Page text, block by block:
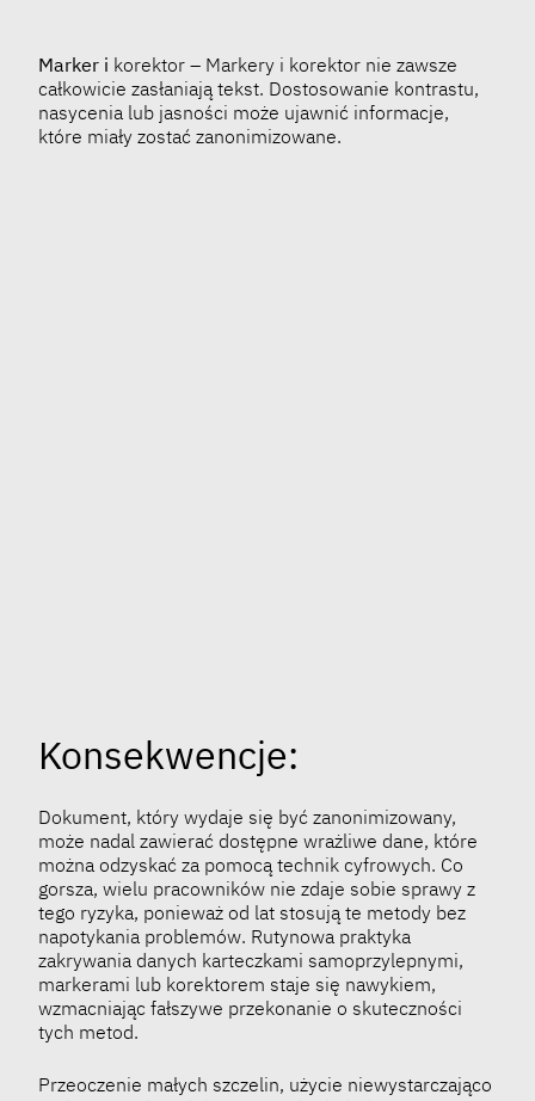
Marker i korektor – Markery i korektor nie zawsze
całkowicie zasłaniają tekst. Dostosowanie kontrastu,
nasycenia lub jasności może ujawnić informacje,
które miały zostać zanonimizowane.
Konsekwencje:
Dokument, który wydaje się być zanonimizowany,
może nadal zawierać dostępne wrażliwe dane, które
można odzyskać za pomocą technik cyfrowych. Co
gorsza, wielu pracowników nie zdaje sobie sprawy z
tego ryzyka, ponieważ od lat stosują te metody bez
napotykania problemów. Rutynowa praktyka
zakrywania danych karteczkami samoprzylepnymi,
markerami lub korektorem staje się nawykiem,
wzmacniając fałszywe przekonanie o skuteczności
tych metod.
Przeoczenie małych szczelin, użycie niewystarczająco